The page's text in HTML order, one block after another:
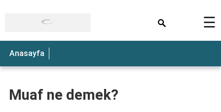
☰
Anasayfa
Muaf ne demek?